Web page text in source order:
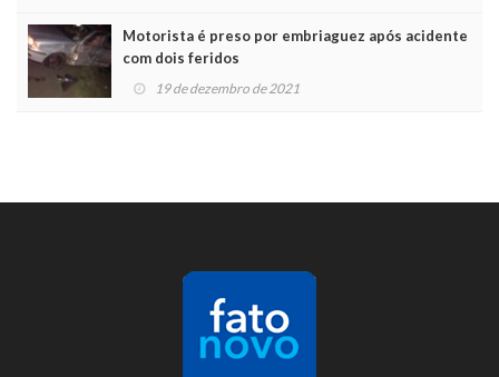
Motorista é preso por embriaguez após acidente
com dois feridos
19 de dezembro de 2021